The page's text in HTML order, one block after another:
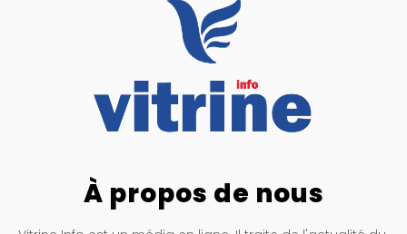
À propos de nous